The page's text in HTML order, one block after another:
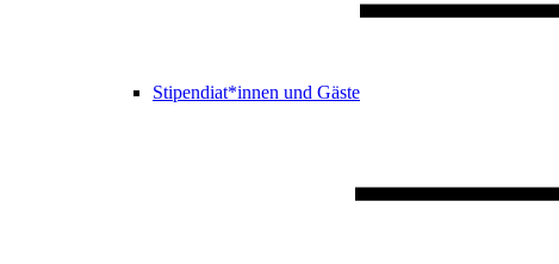
Stipendiat*innen und Gäste